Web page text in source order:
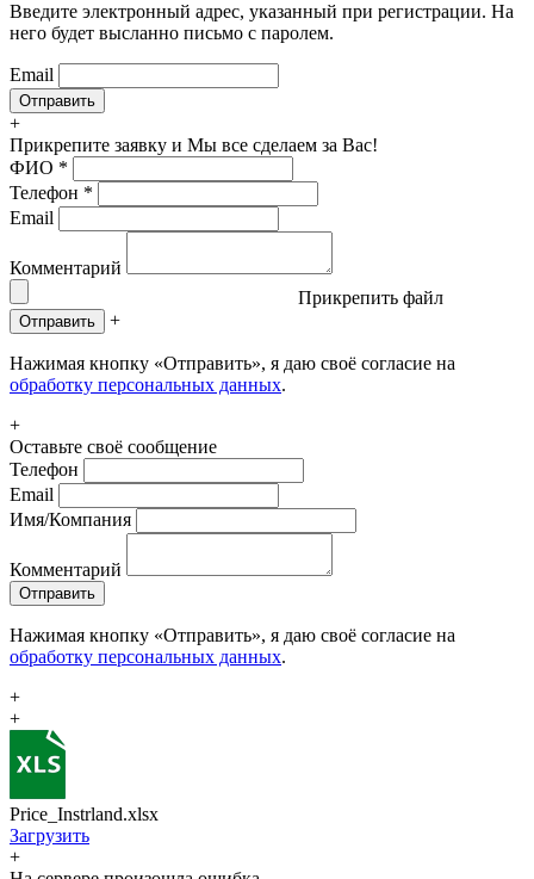
Введите электронный адрес, указанный при регистрации. На
него будет высланно письмо с паролем.
Email
+
Прикрепите заявку и Мы все сделаем за Вас!
ФИО *
Телефон *
Email
Комментарий
Прикрепить файл
Отправить +
Нажимая кнопку «Отправить», я даю своё согласие на
обработку персональных данных.
+
Оставьте своё сообщение
Телефон
Email
Имя/Компания
Комментарий
Отправить
Нажимая кнопку «Отправить», я даю своё согласие на
обработку персональных данных.
+
+
Price_Instrland.xlsx
Загрузить
+